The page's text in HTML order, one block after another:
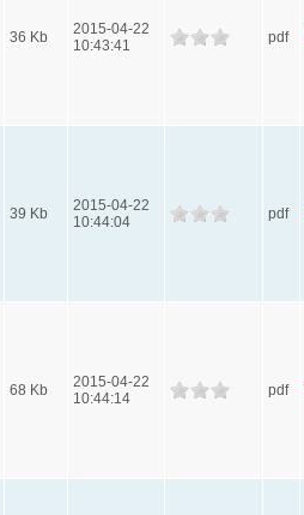
36 Kb
2015-04-22
10:43:41
pdf
39 Kb
2015-04-22
10:44:04
pdf
68 Kb
2015-04-22
10:44:14
pdf